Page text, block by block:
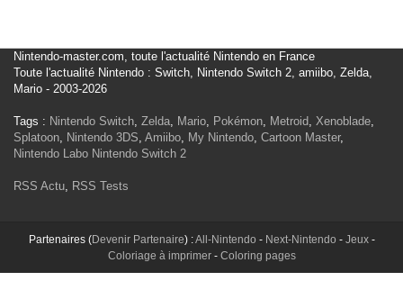
Nintendo-master.com, toute l'actualité Nintendo en France
Toute l'actualité Nintendo : Switch, Nintendo Switch 2, amiibo, Zelda,
Mario - 2003-2026
Tags : Nintendo Switch, Zelda, Mario, Pokémon, Metroid, Xenoblade,
Splatoon, Nintendo 3DS, Amiibo, My Nintendo, Cartoon Master,
Nintendo Labo Nintendo Switch 2
RSS Actu, RSS Tests
Partenaires (Devenir Partenaire) :All-Nintendo - Next-Nintendo - Jeux-
Coloriage à imprimer- Coloring pages